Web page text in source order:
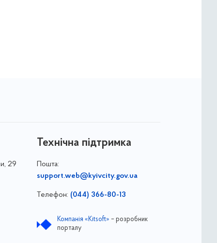
29
Технічна підтримка
Пошта:
support.web@kyivcity.gov.ua
Телефон: (044) 366-80-13
Компанія «Kitsoft» – розробник
порталу